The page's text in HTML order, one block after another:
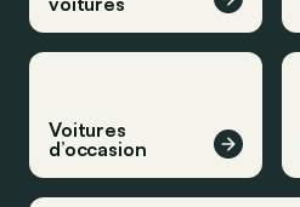
Voitures
d’occasion